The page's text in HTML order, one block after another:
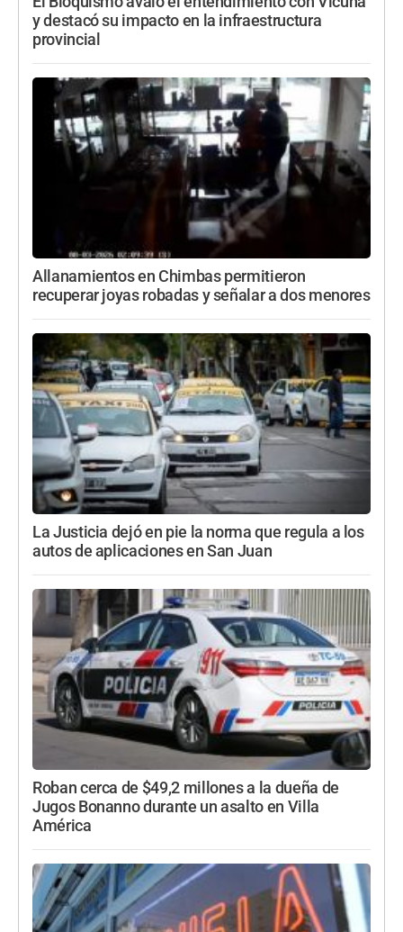
y destacó su impacto en la infraestructura
provincial
Allanamientos en Chimbas permitieron
recuperar joyas robadas y señalar a dos menores
La Justicia dejó en pie la norma que regula a los
autos de aplicaciones en San Juan
Roban cerca de $49,2 millones a la dueña de
Jugos Bonanno durante un asalto en Villa
América